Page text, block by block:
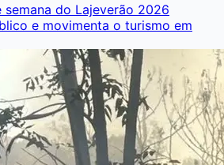
semana do Lajeverão 2026
e movimenta o turismo em